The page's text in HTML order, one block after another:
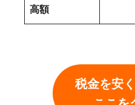
高額
税金を安